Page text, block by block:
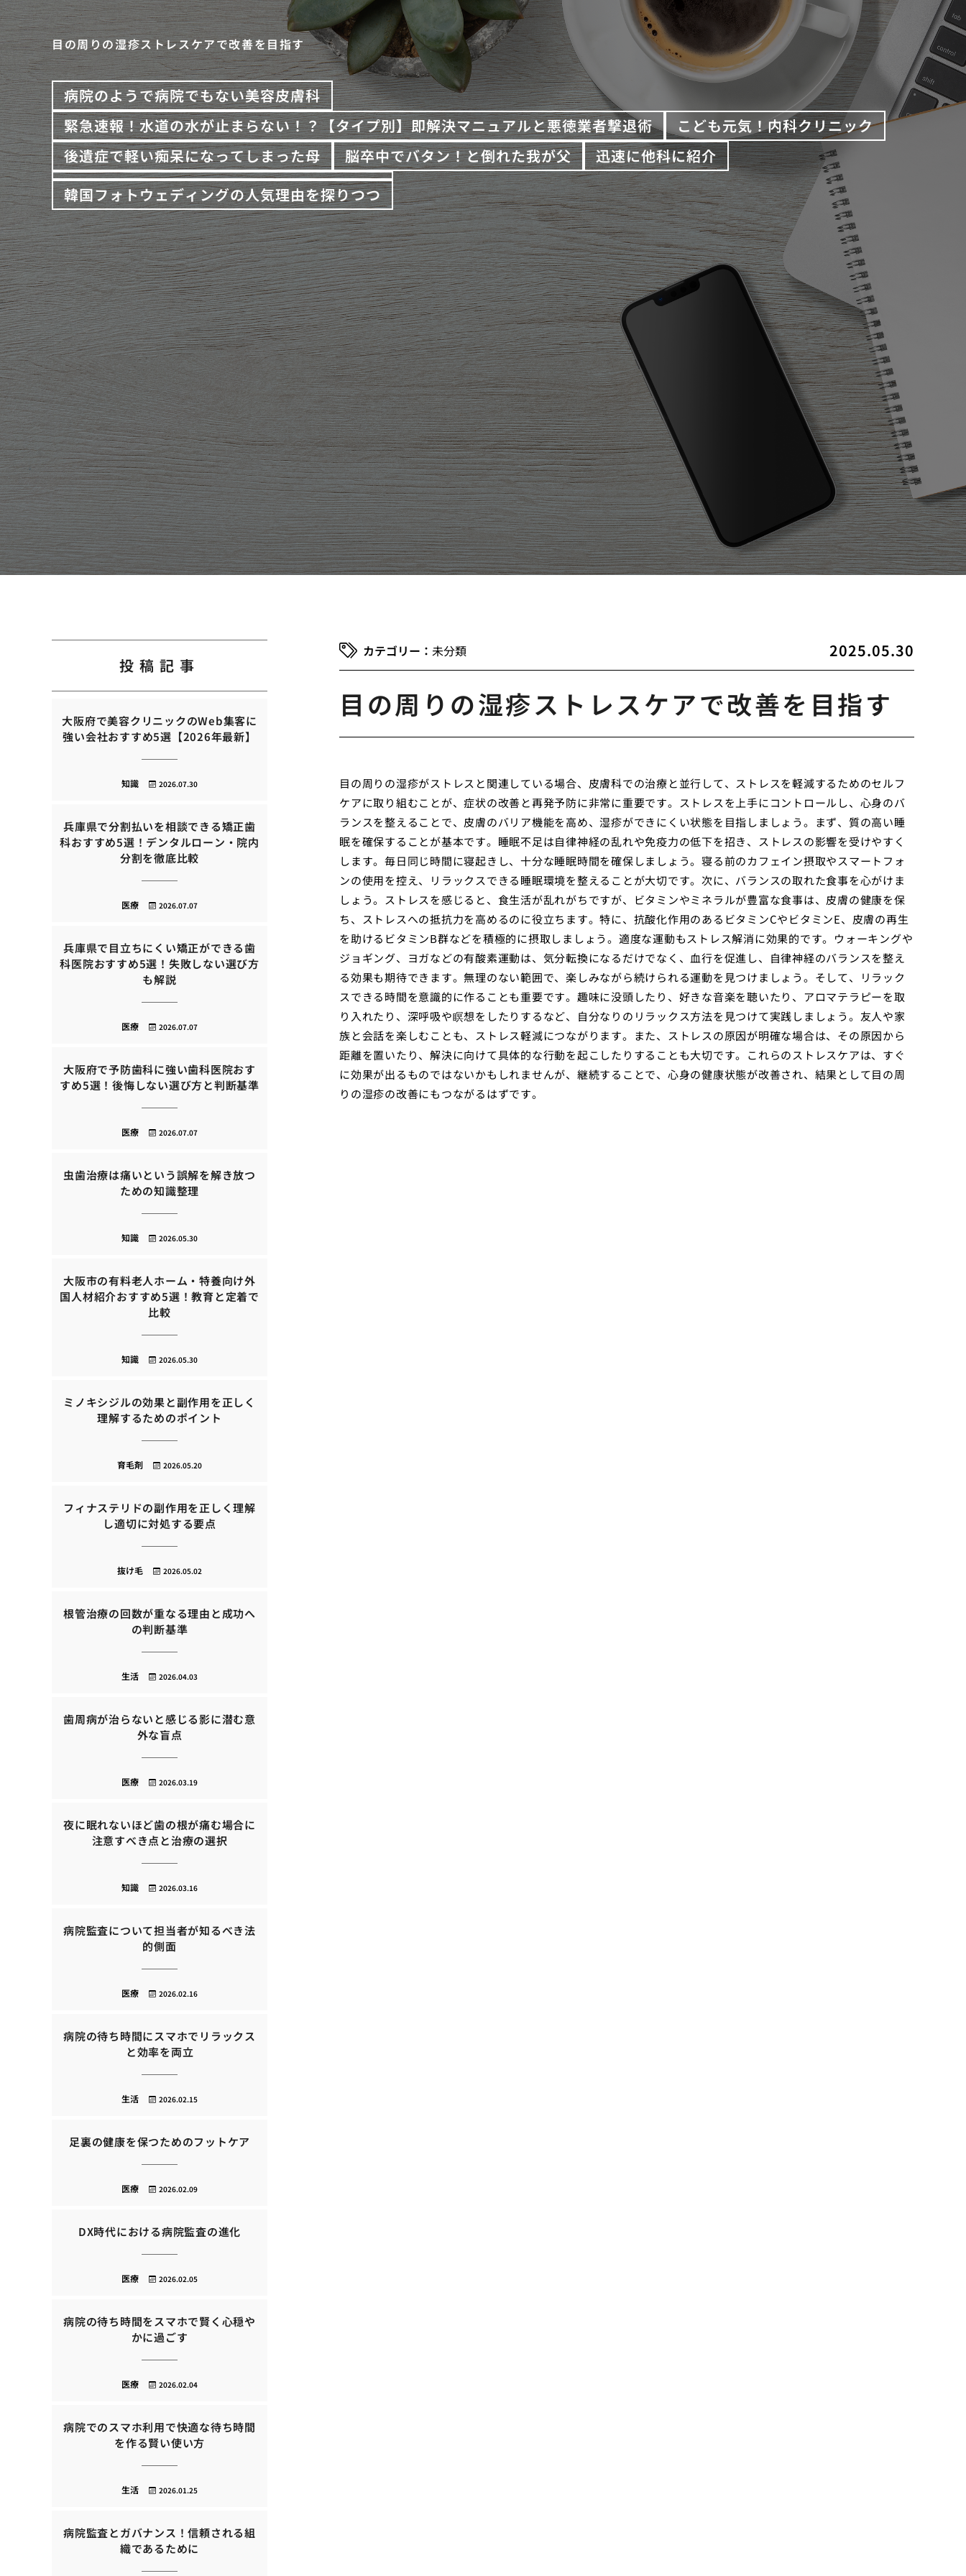
目の周りの湿疹ストレスケアで改善を目指す
病院のようで病院でもない美容皮膚科
緊急速報！水道の水が止まらない！？【タイプ別】即解決マニュアルと悪徳業者撃退術
こども元気！内科クリニック
後遺症で軽い痴呆になってしまった母
脳卒中でバタン！と倒れた我が父
迅速に他科に紹介
韓国フォトウェディングの人気理由を探りつつ
2025.05.30
未分類
目の周りの湿疹ストレスケアで改善を目指す
目の周りの湿疹がストレスと関連している場合、皮膚科での治療と並行して、ストレスを軽減するためのセルフ
ケアに取り組むことが、症状の改善と再発予防に非常に重要です。ストレスを上手にコントロールし、心身のバ
ランスを整えることで、皮膚のバリア機能を高め、湿疹ができにくい状態を目指しましょう。まず、質の高い睡
眠を確保することが基本です。睡眠不足は自律神経の乱れや免疫力の低下を招き、ストレスの影響を受けやすく
します。毎日同じ時間に寝起きし、十分な睡眠時間を確保しましょう。寝る前のカフェイン摂取やスマートフォ
ンの使用を控え、リラックスできる睡眠環境を整えることが大切です。次に、バランスの取れた食事を心がけま
しょう。ストレスを感じると、食生活が乱れがちですが、ビタミンやミネラルが豊富な食事は、皮膚の健康を保
ち、ストレスへの抵抗力を高めるのに役立ちます。特に、抗酸化作用のあるビタミンCやビタミンE、皮膚の再生
を助けるビタミンB群などを積極的に摂取しましょう。適度な運動もストレス解消に効果的です。ウォーキングや
ジョギング、ヨガなどの有酸素運動は、気分転換になるだけでなく、血行を促進し、自律神経のバランスを整え
る効果も期待できます。無理のない範囲で、楽しみながら続けられる運動を見つけましょう。そして、リラック
スできる時間を意識的に作ることも重要です。趣味に没頭したり、好きな音楽を聴いたり、アロマテラピーを取
り入れたり、深呼吸や瞑想をしたりするなど、自分なりのリラックス方法を見つけて実践しましょう。友人や家
族と会話を楽しむことも、ストレス軽減につながります。また、ストレスの原因が明確な場合は、その原因から
距離を置いたり、解決に向けて具体的な行動を起こしたりすることも大切です。これらのストレスケアは、すぐ
に効果が出るものではないかもしれませんが、継続することで、心身の健康状態が改善され、結果として目の周
りの湿疹の改善にもつながるはずです。
投稿記事
大阪府で美容クリニックのWeb集客に
強い会社おすすめ5選【2026年最新】
2026.07.30
知識
兵庫県で分割払いを相談できる矯正歯
科おすすめ5選！デンタルローン・院内
分割を徹底比較
2026.07.07
医療
兵庫県で目立ちにくい矯正ができる歯
科医院おすすめ5選！失敗しない選び方
も解説
2026.07.07
医療
大阪府で予防歯科に強い歯科医院おす
すめ5選！後悔しない選び方と判断基準
2026.07.07
医療
虫歯治療は痛いという誤解を解き放つ
ための知識整理
2026.05.30
知識
大阪市の有料老人ホーム・特養向け外
国人材紹介おすすめ5選！教育と定着で
比較
2026.05.30
知識
ミノキシジルの効果と副作用を正しく
理解するためのポイント
2026.05.20
育毛剤
フィナステリドの副作用を正しく理解
し適切に対処する要点
2026.05.02
抜け毛
根管治療の回数が重なる理由と成功へ
の判断基準
2026.04.03
生活
歯周病が治らないと感じる影に潜む意
外な盲点
2026.03.19
医療
夜に眠れないほど歯の根が痛む場合に
注意すべき点と治療の選択
2026.03.16
知識
病院監査について担当者が知るべき法
的側面
2026.02.16
医療
病院の待ち時間にスマホでリラックス
と効率を両立
2026.02.15
生活
足裏の健康を保つためのフットケア
2026.02.09
医療
DX時代における病院監査の進化
2026.02.05
医療
病院の待ち時間をスマホで賢く心穏や
かに過ごす
2026.02.04
医療
病院でのスマホ利用で快適な待ち時間
を作る賢い使い方
2026.01.25
生活
病院監査とガバナンス！信頼される組
織であるために